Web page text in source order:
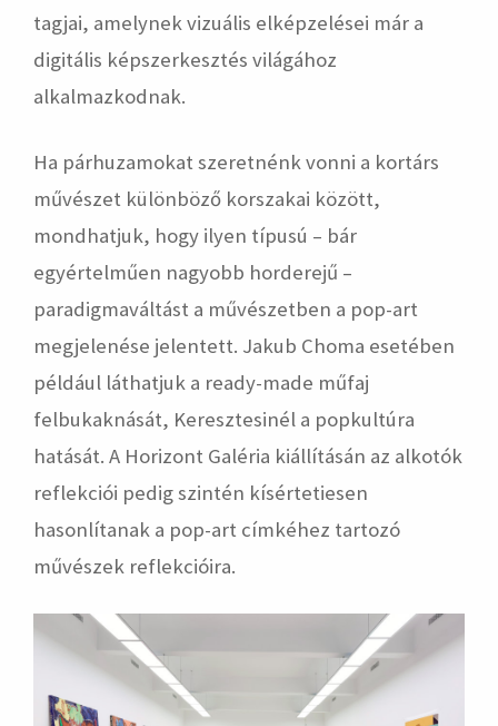
tagjai, amelynek vizuális elképzelései már a
digitális képszerkesztés világához
alkalmazkodnak.
Ha párhuzamokat szeretnénk vonni a kortárs
művészet különböző korszakai között,
mondhatjuk, hogy ilyen típusú – bár
egyértelműen nagyobb horderejű –
paradigmaváltást a művészetben a pop-art
megjelenése jelentett. Jakub Choma esetében
például láthatjuk a ready-made műfaj
felbukaknását, Keresztesinél a popkultúra
hatását. A Horizont Galéria kiállításán az alkotók
reflekciói pedig szintén kísértetiesen
hasonlítanak a pop-art címkéhez tartozó
művészek reflekcióira.